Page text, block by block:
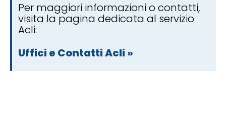
Per maggiori informazioni o contatti,
visita la pagina dedicata al servizio
Acli:
Uffici e Contatti Acli »